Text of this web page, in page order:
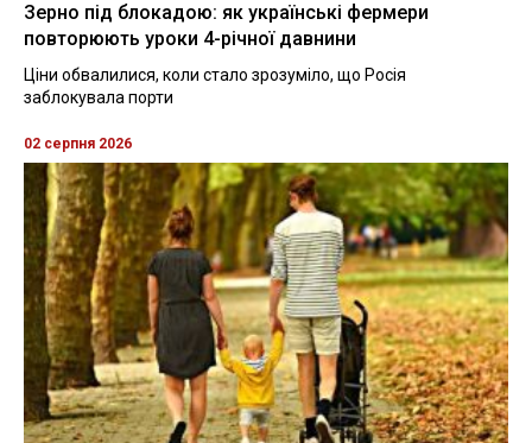
Зерно під блокадою: як українські фермери
повторюють уроки 4-річної давнини
Ціни обвалилися, коли стало зрозуміло, що Росія
заблокувала порти
02 серпня 2026